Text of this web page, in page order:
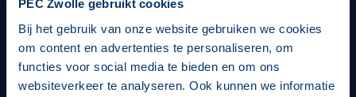
PEC Zwolle gebruikt cookies
Bij het gebruik van onze website gebruiken we cookies
om content en advertenties te personaliseren, om
functies voor social media te bieden en om ons
websiteverkeer te analyseren. Ook kunnen we informatie